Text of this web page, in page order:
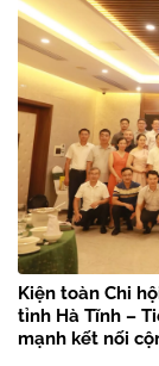
Kiện toàn Chi
tỉnh Hà Tĩnh –
mạnh kết nối